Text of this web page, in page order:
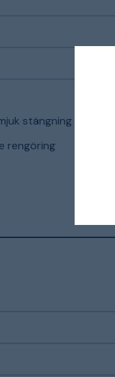
stängning
rengöring